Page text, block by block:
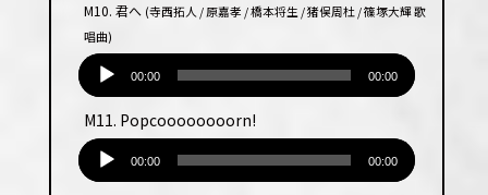
レー
ヤー
M10. 君へ (寺西拓人 / 原嘉孝 / 橋本将生 / 猪俣周杜 / 篠塚大輝 歌
唱曲)
レー
ヤー
00:00 00:00
M11. Popcoooooooorn!
00:00 00:00